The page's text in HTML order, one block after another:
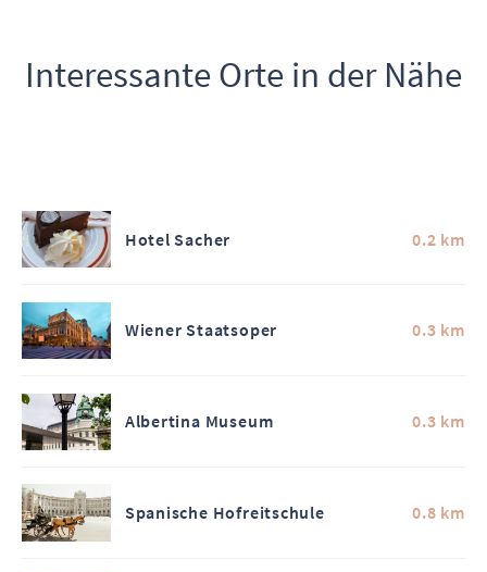
Interessante Orte in der Nähe
Hotel Sacher 0.2 km
Wiener Staatsoper 0.3 km
Albertina Museum 0.3 km
Spanische Hofreitschule 0.8 km